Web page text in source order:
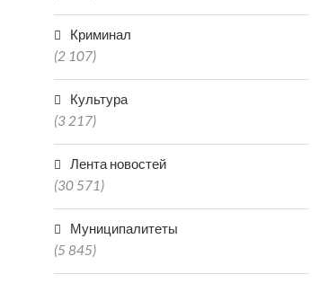
Криминал
(2 107)
Культура
(3 217)
Лента новостей
(30 571)
Муниципалитеты
(5 845)